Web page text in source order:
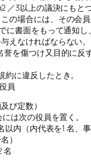
／3以上の議決にもと
の場合には、その会
に書面をもって通知
えなければならない。
誉を傷つけ又目的に反
約に違反したとき。
員
び定数）
は次の役員を置く。
以内（内代表を1 名、
）
名